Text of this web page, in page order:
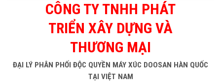
CÔNG TY TNHH PHÁT
TRIỂN XÂY DỰNG VÀ
THƯƠNG MẠI
ĐẠI LÝ PHÂN PHỐI ĐỘC QUYỀN MÁY XÚC DOOSAN HÀN QUỐC
TẠI VIỆT NAM